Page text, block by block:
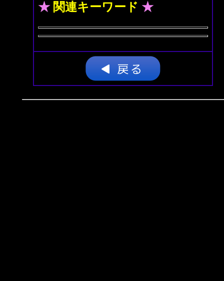
★ 関連キーワード ★